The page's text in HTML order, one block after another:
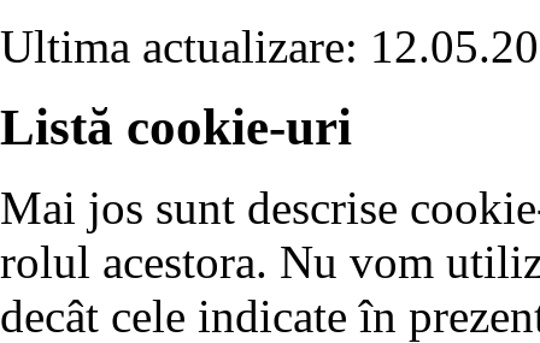
Ultima actualizare:
Listă cookie-uri
Mai jos sunt descrise
rolul acestora. Nu vom
decât cele indicate în